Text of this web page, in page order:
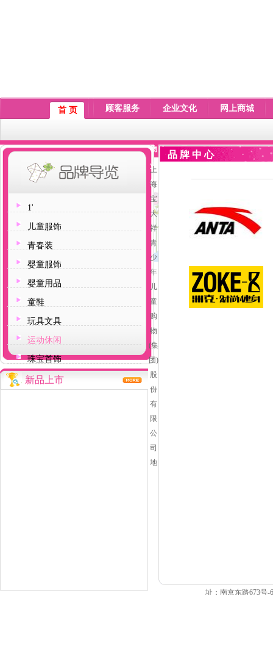
首 页 顾客服务 企业文化 网上商城
1'
儿童服饰
青春装
婴童服饰
婴童用品
童鞋
玩具文具
运动休闲
珠宝首饰
新品上市
品 牌 中 心
物
业
拓
展|招
上
海
宝
大
祥
青
少
年
儿
童
购
物
(集
团)
股
份
有
限
公
司
地
址：南京东路673号-